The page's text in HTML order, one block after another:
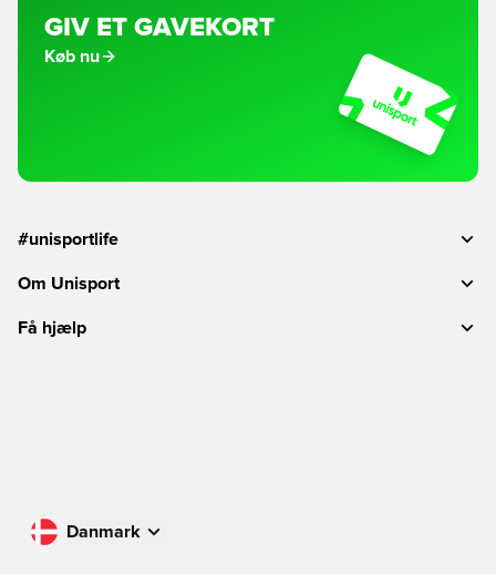
GIV ET GAVEKORT
Køb nu
#unisportlife
Om Unisport
Få hjælp
Danmark